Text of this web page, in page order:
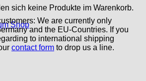
sich keine Produkte im Warenkorb.
Shop
We are currently only
and the EU-Countries. If you
to international shipping
contact form to drop us a line.